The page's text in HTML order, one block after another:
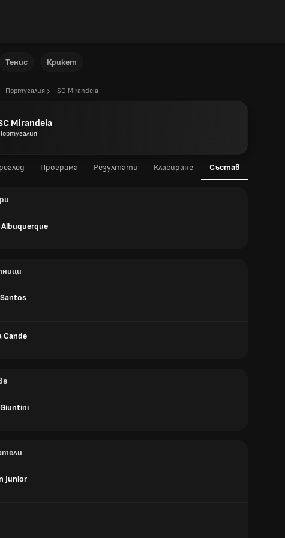
Тенис Крикет
Португалия SC Mirandela
Mirandela
Програма Резултати Класиране Състав
Albuquerque
Cande
Junior